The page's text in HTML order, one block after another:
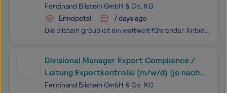
International Trade (m/w/d)
Ferdinand Bilstein GmbH & Co. KG
Ennepetal
7 days ago
Die bilstein group ist ein weltweit führender Anbieter im Bereich des freien Ersatzteilmarktes für PKW und NKW-Modelle mit einem Sortiment von über 90.000 Teilen. Durch unser Netzwerk von mehr als 20 internationalen Tochtergesellschaften und Präsenzen in über 170 Ländern zählen wir zu den maßgeblich
Divisional Manager Export Compliance /
Leitung Exportkontrolle (m/w/d) (je nach
Wohnort bis zu 80% remote möglich)
Ferdinand Bilstein GmbH & Co. KG